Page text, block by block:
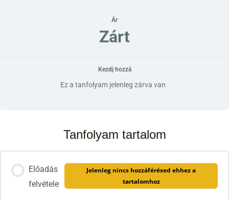
Ár
Zárt
Kezdj hozzá
Ez a tanfolyam jelenleg zárva van
Tanfolyam tartalom
Előadás
felvétele
Jelenleg nincs hozzáférésed ehhez a
tartalomhoz